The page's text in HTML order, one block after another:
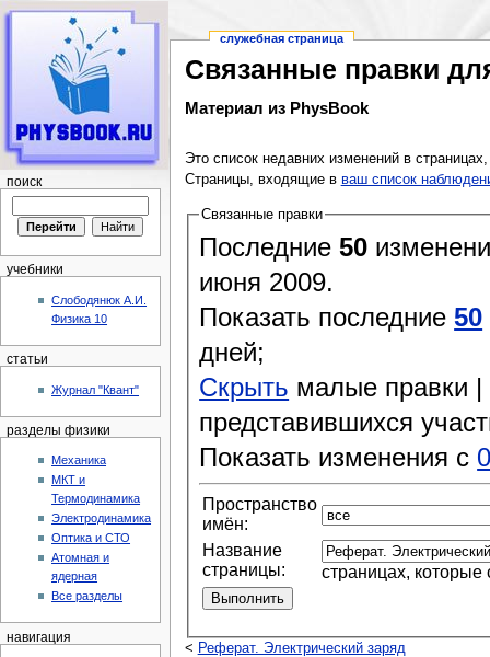
Связанные правки
Материал из PhysBook
Это список недавних изменений в
Страницы, входящие в ваш список
Связанные правки
Последние50
июня 2009.
Показать последние50
дней;
Скрыть малые правки |
представившихся
Показать изменения с
Пространство
имён:
Название
страницы:
страницах,
< Реферат. Электрический заряд
служебная страница
поиск
учебники
Слободянюк А.И.
Физика 10
статьи
Журнал "Квант"
разделы физики
Механика
МКТ и
Термодинамика
Электродинамика
Оптика и СТО
Атомная и
ядерная
Все разделы
навигация